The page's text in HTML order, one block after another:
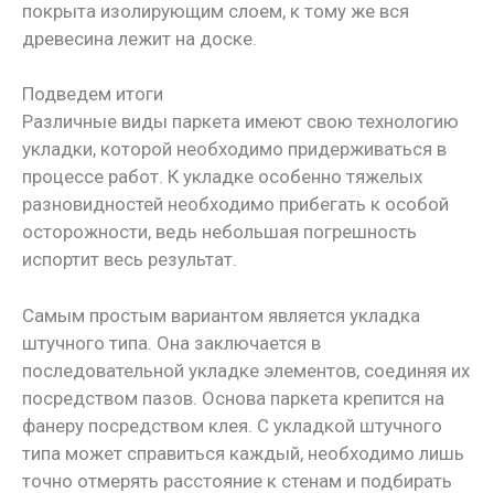
покрыта изолирующим слоем, к тому же вся
древесина лежит на доске.
Подведем итоги
Различные виды паркета имеют свою технологию
укладки, которой необходимо придерживаться в
процессе работ. К укладке особенно тяжелых
разновидностей необходимо прибегать к особой
осторожности, ведь небольшая погрешность
испортит весь результат.
Самым простым вариантом является укладка
штучного типа. Она заключается в
последовательной укладке элементов, соединяя их
посредством пазов. Основа паркета крепится на
фанеру посредством клея. С укладкой штучного
типа может справиться каждый, необходимо лишь
точно отмерять расстояние к стенам и подбирать